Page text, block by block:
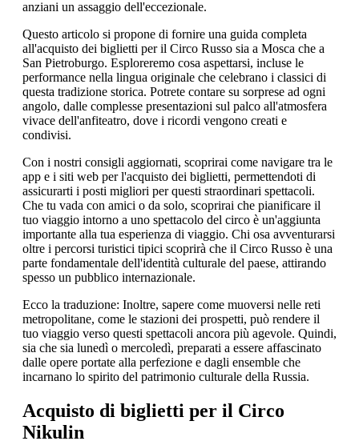
anziani un assaggio dell'eccezionale.
Questo articolo si propone di fornire una guida completa
all'acquisto dei biglietti per il Circo Russo sia a Mosca che a
San Pietroburgo. Esploreremo cosa aspettarsi, incluse le
performance nella lingua originale che celebrano i classici di
questa tradizione storica. Potrete contare su sorprese ad ogni
angolo, dalle complesse presentazioni sul palco all'atmosfera
vivace dell'anfiteatro, dove i ricordi vengono creati e
condivisi.
Con i nostri consigli aggiornati, scoprirai come navigare tra le
app e i siti web per l'acquisto dei biglietti, permettendoti di
assicurarti i posti migliori per questi straordinari spettacoli.
Che tu vada con amici o da solo, scoprirai che pianificare il
tuo viaggio intorno a uno spettacolo del circo è un'aggiunta
importante alla tua esperienza di viaggio. Chi osa avventurarsi
oltre i percorsi turistici tipici scoprirà che il Circo Russo è una
parte fondamentale dell'identità culturale del paese, attirando
spesso un pubblico internazionale.
Ecco la traduzione: Inoltre, sapere come muoversi nelle reti
metropolitane, come le stazioni dei prospetti, può rendere il
tuo viaggio verso questi spettacoli ancora più agevole. Quindi,
sia che sia lunedì o mercoledì, preparati a essere affascinato
dalle opere portate alla perfezione e dagli ensemble che
incarnano lo spirito del patrimonio culturale della Russia.
Acquisto di biglietti per il Circo
Nikulin